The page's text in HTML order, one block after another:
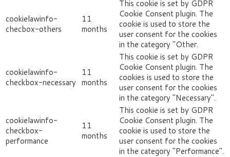
cookielawinfo-
checbox-others
11
months
This cookie is set by GDPR
Cookie Consent plugin. The
cookie is used to store the
user consent for the cookies
in the category "Other.
cookielawinfo-
checkbox-necessary
11
months
This cookie is set by GDPR
Cookie Consent plugin. The
cookies is used to store the
user consent for the cookies
in the category "Necessary".
cookielawinfo-
checkbox-
performance
11
months
This cookie is set by GDPR
Cookie Consent plugin. The
cookie is used to store the
user consent for the cookies
in the category "Performance".